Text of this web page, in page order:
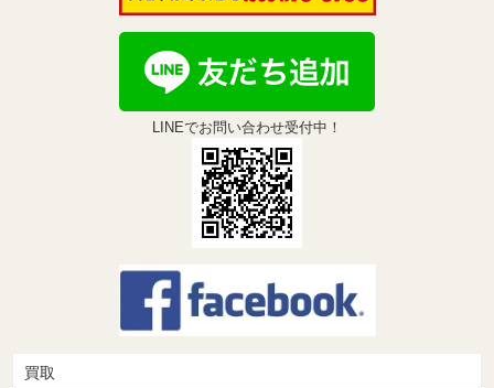
LINEでお問い合わせ受付中！
買取